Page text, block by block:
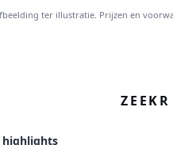
ter illustratie. Prijzen en
highlights